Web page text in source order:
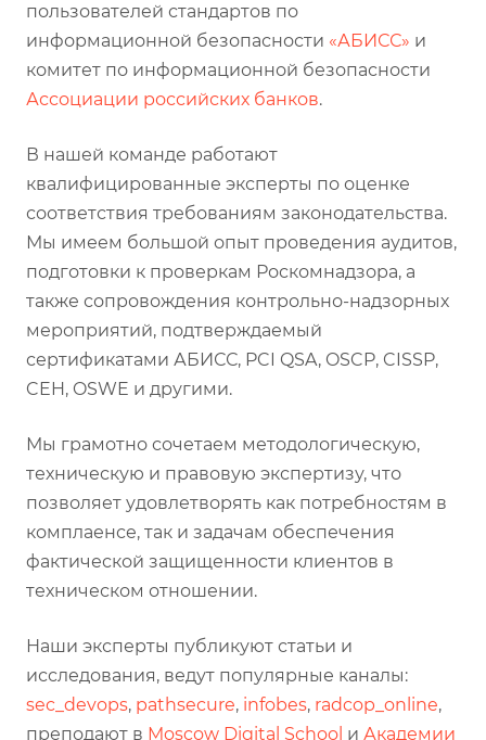
пользователей стандартов по
информационной безопасности «АБИСС» и
комитет по информационной безопасности
Ассоциации российских банков.
В нашей команде работают
квалифицированные эксперты по оценке
соответствия требованиям законодательства.
Мы имеем большой опыт проведения аудитов,
подготовки к проверкам Роскомнадзора, а
также сопровождения контрольно-надзорных
мероприятий, подтверждаемый
сертификатами АБИСС, PCI QSA, OSCP, CISSP,
CEH, OSWE и другими.
Мы грамотно сочетаем методологическую,
техническую и правовую экспертизу, что
позволяет удовлетворять как потребностям в
комплаенсе, так и задачам обеспечения
фактической защищенности клиентов в
техническом отношении.
Наши эксперты публикуют статьи и
исследования, ведут популярные каналы:
sec_devops, pathsecure, infobes, radcop_online,
преподают в Moscow Digital School и Академии